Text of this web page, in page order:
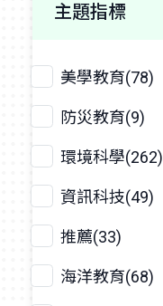
主題指標
美學教育(78)
防災教育(9)
環境科學(262)
資訊科技(49)
推薦(33)
海洋教育(68)